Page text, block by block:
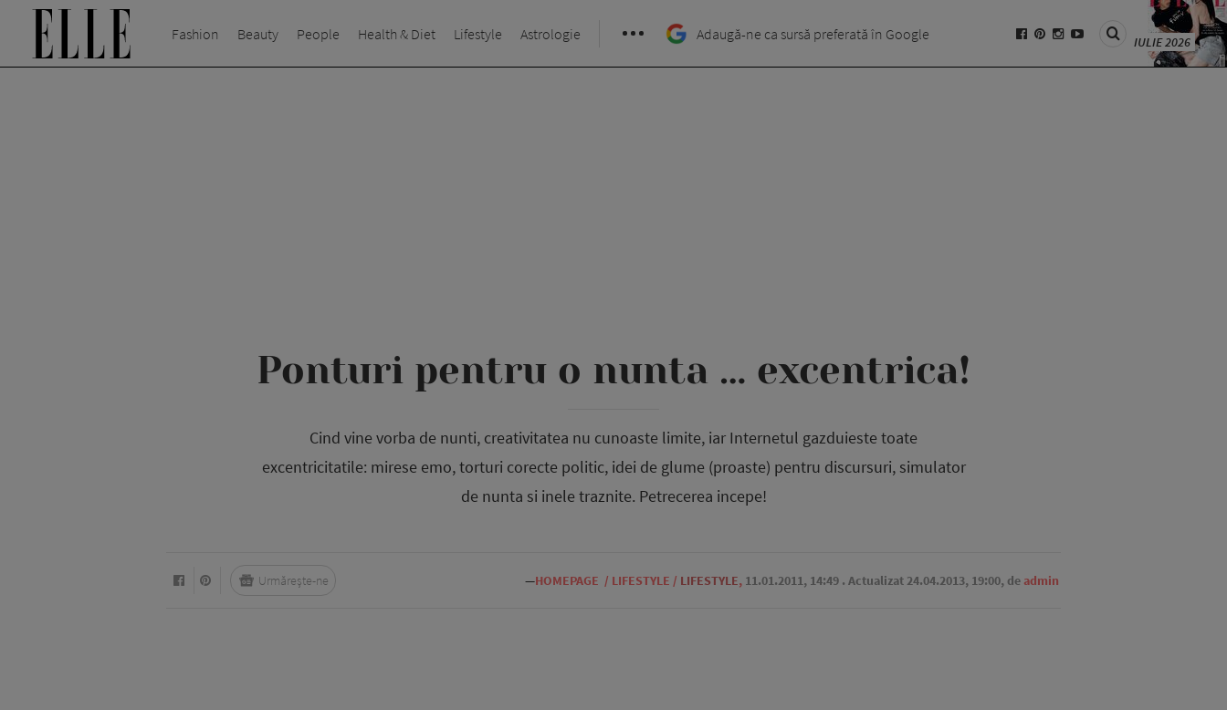
Fashion Beauty People Health & Diet Lifestyle Astrologie Adaugă-ne ca sursă preferată în Google IULIE 2026
Ponturi pentru o nunta … excentrica!
Cind vine vorba de nunti, creativitatea nu cunoaste limite, iar Internetul gazduieste toate
excentricitatile: mirese emo, torturi corecte politic, idei de glume (proaste) pentru discursuri, simulator
de nunta si inele traznite. Petrecerea incepe!
—HOMEPAGE / LIFESTYLE / LIFESTYLE, 11.01.2011, 14:49 . Actualizat 24.04.2013, 19:00, de admin
Urmărește-ne